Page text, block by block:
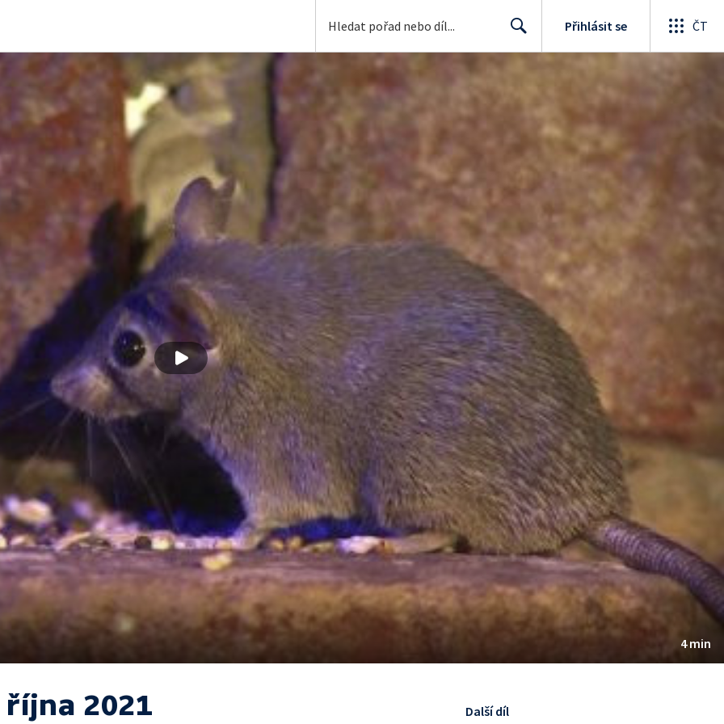
Přihlásit se ČT
4 min
října 2021 Další díl